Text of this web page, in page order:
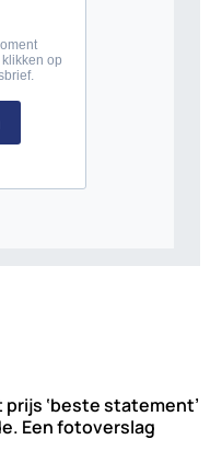
‘beste statement’
Een fotoverslag